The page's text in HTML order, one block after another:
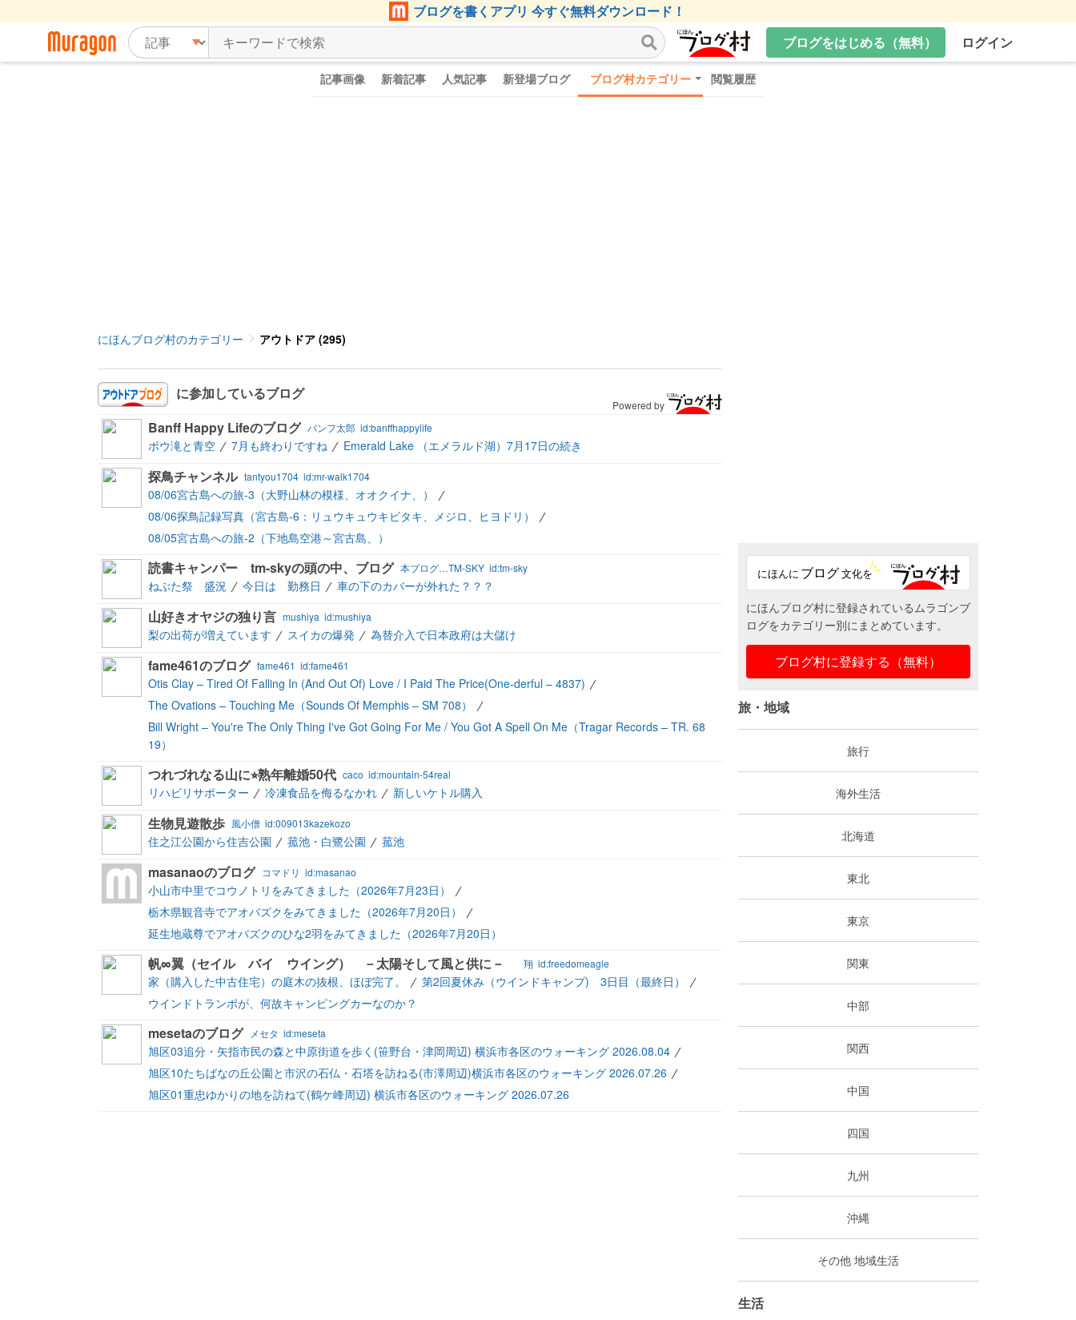
ブログを書くアプリ 今すぐ無料ダウンロード！
ブログをはじめる（無料）
ログイン
記事画像 新着記事 人気記事 新登場ブログ ブログ村カテゴリー 閲覧履歴
にほんブログ村のカテゴリー アウトドア (295)
に参加しているブログ
Powered by
Banff Happy Lifeのブログ バンフ太郎 id:banffhappylife
ボウ滝と青空 7月も終わりですね Emerald Lake （エメラルド湖）7月17日の続き
探鳥チャンネル tantyou1704 id:mr-walk1704
08/06宮古島への旅-3（大野山林の模様、オオクイナ、）
08/06探鳥記録写真（宮古島-6：リュウキュウキビタキ、メジロ、ヒヨドリ）
08/05宮古島への旅-2（下地島空港～宮古島、）
読書キャンパー tm-skyの頭の中、ブログ 本ブログ…TM-SKY id:tm-sky
ねぶた祭 盛況 今日は 勤務日 車の下のカバーが外れた？？？
山好きオヤジの独り言 mushiya id:mushiya
梨の出荷が増えています スイカの爆発 為替介入で日本政府は大儲け
fame461のブログ fame461 id:fame461
Otis Clay – Tired Of Falling In (And Out Of) Love / I Paid The Price(One-derful – 4837)
The Ovations – Touching Me（Sounds Of Memphis – SM 708）
Bill Wright – You're The Only Thing I've Got Going For Me / You Got A Spell On Me（Tragar Records – TR. 68
19）
つれづれなる山に⭐︎熟年離婚50代 caco id:mountain-54real
リハビリサポーター 冷凍食品を侮るなかれ 新しいケトル購入
生物見遊散歩 風小僧 id:009013kazekozo
住之江公園から住吉公園 菰池・白鷺公園 菰池
masanaoのブログ コマドリ id:masanao
小山市中里でコウノトリをみてきました（2026年7月23日）
栃木県観音寺でアオバズクをみてきました（2026年7月20日）
延生地蔵尊でアオバズクのひな2羽をみてきました（2026年7月20日）
帆∞翼（セイル バイ ウイング） －太陽そして風と供に－ 翔 id:freedomeagle
家（購入した中古住宅）の庭木の抜根、ほぼ完了。
第2回夏休み（ウインドキャンプ) 3日目（最終日）
ウインドトランポが、何故キャンピングカーなのか？
mesetaのブログ メセタ id:meseta
旭区03追分・矢指市民の森と中原街道を歩く(笹野台・津岡周辺) 横浜市各区のウォーキング 2026.08.04
旭区10たちばなの丘公園と市沢の石仏・石塔を訪ねる(市澤周辺)横浜市各区のウォーキング 2026.07.26
旭区01重忠ゆかりの地を訪ねて(鶴ケ峰周辺) 横浜市各区のウォーキング 2026.07.26
にほんブログ村に登録されているムラゴンブ
ログをカテゴリー別にまとめています。
ブログ村に登録する（無料）
旅・地域
旅行
海外生活
北海道
東北
東京
関東
中部
関西
中国
四国
九州
沖縄
その他 地域生活
生活